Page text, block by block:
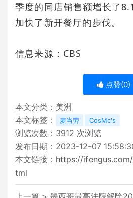
季度的同店销售额增长了
加快了新开餐厅的步伐。
信息来源：CBS
点赞(0)
本文分类： 美洲
本文标签：
麦当劳 CosMc's
浏览次数： 3912 次浏览
发布日期：2023-12-07
本文链接： https://
tml